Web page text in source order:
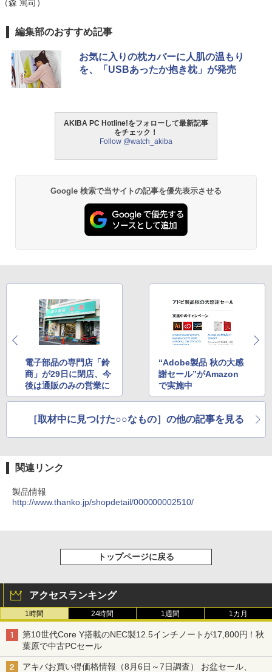
（森 篤司）
編集部のおすすめ記事
お気に入りの枕カバーに人肌の温もり
を、「USBあったか抱き枕」が発売
AKIBA PC Hotline!をフォローして最新記事
をチェック！
Follow @watch_akiba
Google 検索で当サイトの記事を優先表示させる
電子部品の専門店「鈴
商」が29日に閉店、今
後は通販のみの営業に
“Adobe製品 秋の大感
謝セール”がAmazon
で実施中
［取材中に見つけた○○なもの］の他の記事を見る
関連リンク
製品情報
http://www.thanko.jp/shopdetail/000000002510/
トップページに戻る
アクセスランキング
1時間 24時間 1週間 1カ月
第10世代Core Y搭載のNEC製12.5インチノートが17,800円！秋
葉原で中古PCセール
アキバお買い得価格情報（8月6日～7日調査） お盆セール、